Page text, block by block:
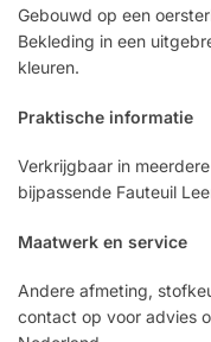
Gebouwd op een
Bekleding in een
kleuren.
Praktische informatie
Verkrijgbaar in
bijpassende Fauteuil
Maatwerk en service
Andere afmeting,
contact op voor advies